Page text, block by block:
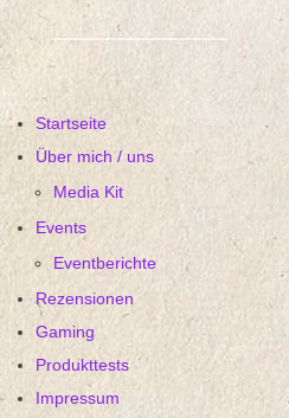
Startseite
Über mich / uns
Media Kit
Events
Eventberichte
Rezensionen
Gaming
Produkttests
Impressum